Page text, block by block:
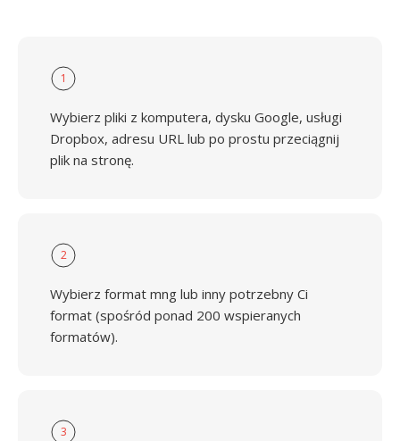
1
Wybierz pliki z komputera, dysku Google, usługi
Dropbox, adresu URL lub po prostu przeciągnij
plik na stronę.
2
Wybierz format mng lub inny potrzebny Ci
format (spośród ponad 200 wspieranych
formatów).
3